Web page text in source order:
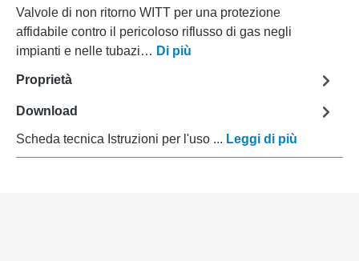
Valvole di non ritorno WITT per una protezione
affidabile contro il pericoloso riflusso di gas negli
impianti e nelle tubazi… Di più
Proprietà
Download
Scheda tecnica Istruzioni per l'uso ... Leggi di più